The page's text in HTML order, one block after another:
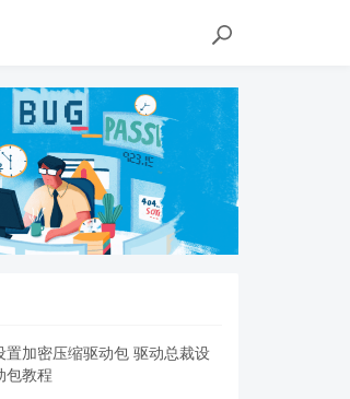
置加密压缩驱动包 驱动总裁设
包教程